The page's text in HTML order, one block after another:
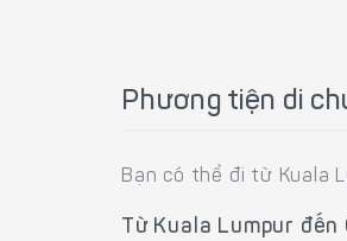
Phương tiện di
Bạn có thể đi từ Kuala
Từ Kuala Lumpur